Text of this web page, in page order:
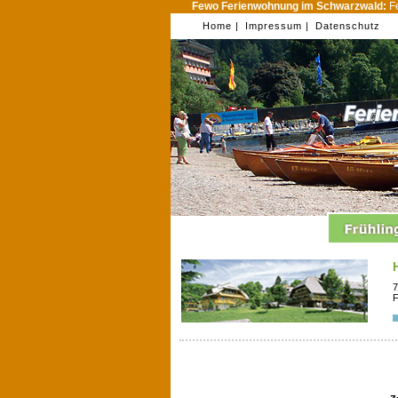
Fewo Ferienwohnung im Schwarzwald:
Home | Impressum | Datenschutz